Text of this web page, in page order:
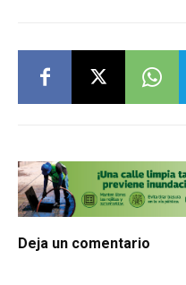
Deja un comentario